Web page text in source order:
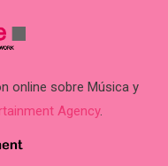
online sobre Música y
Agency.